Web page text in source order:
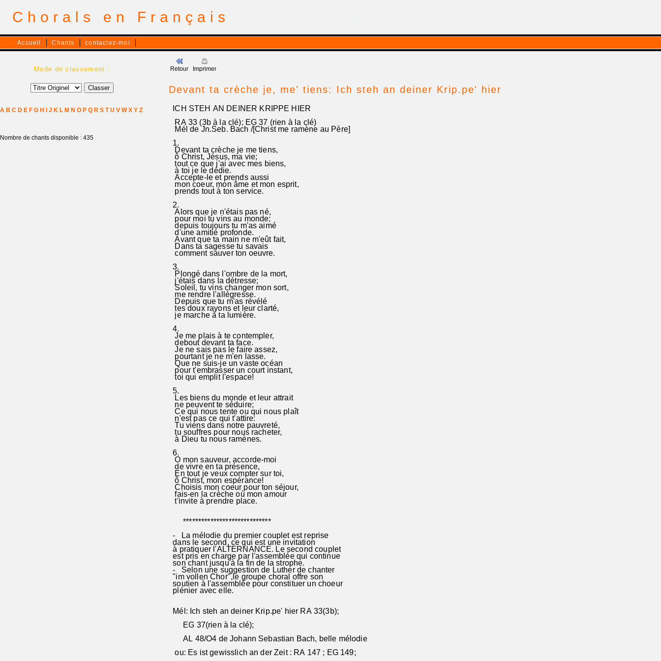
Chorals en Français
Accueil Chants contactez-moi
Mode de classement :
A B C D E F G H J K L M N O P Q R S T U V W X Y Z
Nombre de chants disponible : 435
Retour Imprimer
Devant ta crèche je, me' tiens: Ich steh an deiner Krip.pe' hier
ICH STEH AN DEINER KRIPPE HIER
RA 33 (3b à la clé); EG 37 (rien à la clé)
Mél de Jn.Seb. Bach /[Christ me ramène au Père]
1.
Devant ta crèche je me tiens,
ô Christ, Jésus, ma vie;
tout ce que j'ai avec mes biens,
à toi je le dédie.
Accepte-le et prends aussi
mon coeur, mon âme et mon esprit,
prends tout à ton service.
2.
Alors que je n'étais pas né,
pour moi tu vins au monde;
depuis toujours tu m'as aimé
d'une amitié profonde.
Avant que ta main ne m'eût fait,
Dans ta sagesse tu savais
comment sauver ton oeuvre.
3.
Plongé dans l'ombre de la mort,
j'étais dans la détresse;
Soleil, tu vins changer mon sort,
me rendre l'allégresse.
Depuis que tu m'as révélé
tes doux rayons et leur clarté,
je marche à ta lumière.
4.
Je me plais à te contempler,
debout devant ta face.
Je ne sais pas le faire assez,
pourtant je ne m'en lasse.
Que ne suis-je un vaste océan
pour t'embrasser un court instant,
toi qui emplit l'espace!
5.
Les biens du monde et leur attrait
ne peuvent te séduire;
Ce qui nous tente ou qui nous plaît
n'est pas ce qui t'attire:
Tu viens dans notre pauvreté,
tu souffres pour nous racheter,
à Dieu tu nous ramènes.
6.
O mon sauveur, accorde-moi
de vivre en ta présence,
En tout je veux compter sur toi,
ô Christ, mon espérance!
Choisis mon coeur pour ton séjour,
fais-en la crèche où mon amour
t'invite à prendre place.
*****************************
- La mélodie du premier couplet est reprise
dans le second, ce qui est une invitation
à pratiquer l'ALTERNANCE. Le second couplet
est pris en charge par l'assemblée qui continue
son chant jusqu'à la fin de la strophe.
- Selon une suggestion de Luther de chanter
"im vollen Chor",le groupe choral offre son
soutien à l'assemblée pour constituer un choeur
plénier avec elle.
Mél: Ich steh an deiner Krip.pe' hier RA 33(3b);
EG 37(rien à la clé);
AL 48/O4 de Johann Sebastian Bach, belle mélodie
ou: Es ist gewisslich an der Zeit : RA 147 ; EG 149;